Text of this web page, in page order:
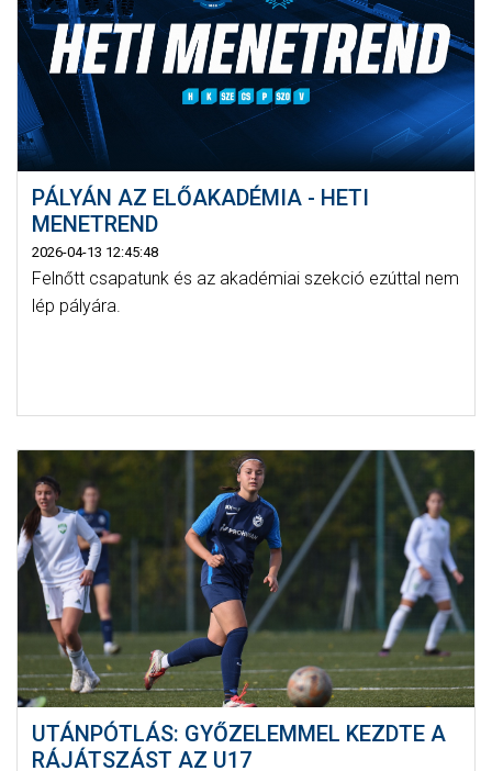
PÁLYÁN AZ ELŐAKADÉMIA - HETI
MENETREND
2026-04-13 12:45:48
Felnőtt csapatunk és az akadémiai szekció ezúttal nem
lép pályára.
UTÁNPÓTLÁS: GYŐZELEMMEL KEZDTE A
RÁJÁTSZÁST AZ U17